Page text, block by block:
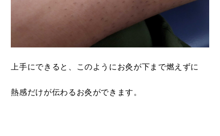
上手にできると、このようにお灸が下まで燃えずに
熱感だけが伝わるお灸ができます。